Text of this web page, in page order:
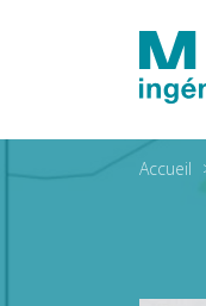
Accueil